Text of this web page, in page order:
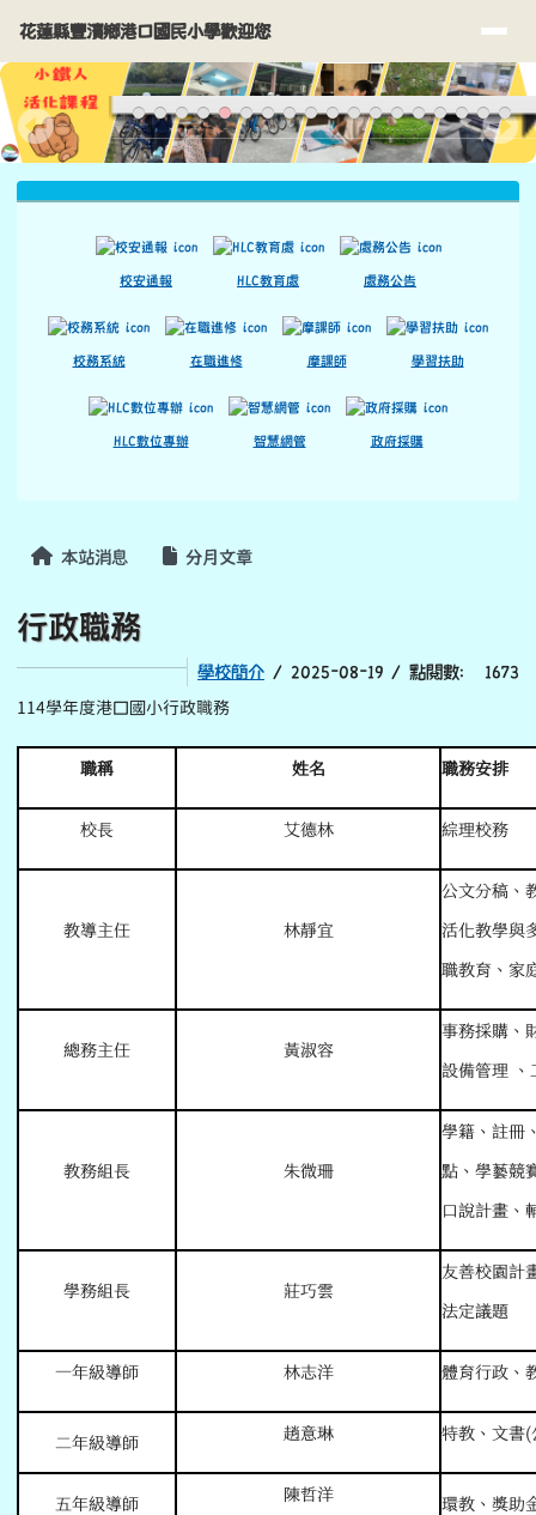
花蓮縣豐濱鄉港口國民小學歡迎您
導覽列
花蓮縣豐濱鄉港口國民小學歡迎您
上中區域內容
校安通報 HLC教育處 處務公告
校務系統 在職進修 摩課師 學習扶助
HLC數位專辦 智慧網管 政府採購
本站消息 分月文章
行政職務
學校簡介 / 2025-08-19 / 點閱數： 1673
114學年度港口國小行政職務
職稱 姓名 職務安排
校長 艾德林 綜理校務
教導主任 林靜宜
公文分稿、
活化教學與
職教育、家
總務主任 黃淑容
事務採購、
設備管理
教務組長 朱微珊
學籍、註冊
點、學藝競
口說計畫、
學務組長 莊巧雲
友善校園計
法定議題
一年級導師 林志洋 體育行政 、
二年級導師
趙意琳 特教、文書(
五年級導師
陳哲洋
環教、獎助
頁尾區域